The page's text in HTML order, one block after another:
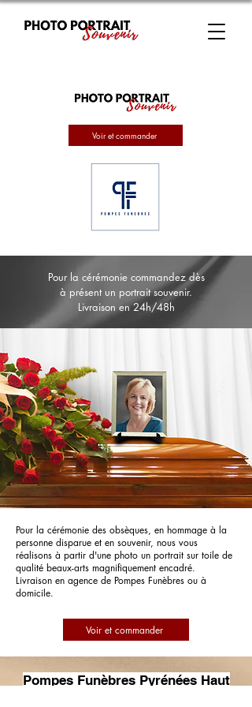
Voir et commander
Pour la cérémonie commandez dès
à présent un portrait souvenir.
Livraison en 24h/48h
Pour la cérémonie des obsèques, en hommage à la
personne disparue et en souvenir, nous vous
réalisons à partir d'une photo un portrait sur toile de
qualité beaux-arts magnifiquement encadré.
Livraison en agence de Pompes Funèbres ou à
domicile.
Voir et commander
Pompes Funèbres Pyrénées Haut